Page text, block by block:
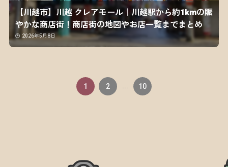
【川越市】川越 クレアモール｜川越駅から約1kmの賑
やかな商店街！商店街の地図やお店一覧までまとめ
2026年5月8日
1 2 10